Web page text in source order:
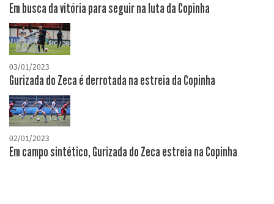
Em busca da vitória para seguir na luta da Copinha
03/01/2023
Gurizada do Zeca é derrotada na estreia da Copinha
02/01/2023
Em campo sintético, Gurizada do Zeca estreia na Copinha